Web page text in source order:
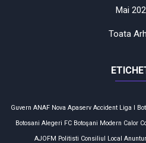
Mai
Toata
Guvern ANAF Nova Apaserv Accident Liga I
Botosani Alegeri FC Botoşani Modern Calor
AJOFM Politisti Consiliul Local